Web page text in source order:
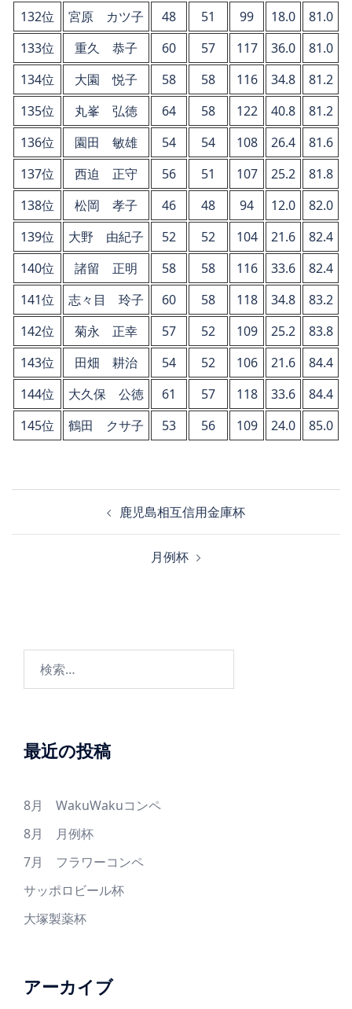
132位 宮原 カツ子 48 51 99 18.0
81.0
133位
重久 恭子 60 57 117 36.0
81.0
134位
大園 悦子 58 58 116 34.8
81.2
135位
丸峯 弘徳 64 58 122 40.8
81.2
136位
園田 敏雄 54 54 108 26.4
81.6
137位
西迫 正守 56 51 107 25.2
81.8
138位
松岡 孝子 46 48 94 12.0
82.0
139位
大野 由紀子 52 52 104 21.6
82.4
140位
諸留 正明 58 58 116 33.6
82.4
141位
志々目 玲子 60 58 118 34.8
83.2
142位
菊永 正幸 57 52 109 25.2
83.8
143位
田畑 耕治 54 52 106 21.6
84.4
144位
大久保 公徳 61 57 118 33.6
84.4
145位
鶴田 クサ子 53 56 109 24.0 85.0
ョ
鹿児島相互信用金庫杯
月例杯
最近の投稿
8月 WakuWakuコンペ
8月 月例杯
7月 フラワーコンペ
サッポロビール杯
大塚製薬杯
アーカイブ